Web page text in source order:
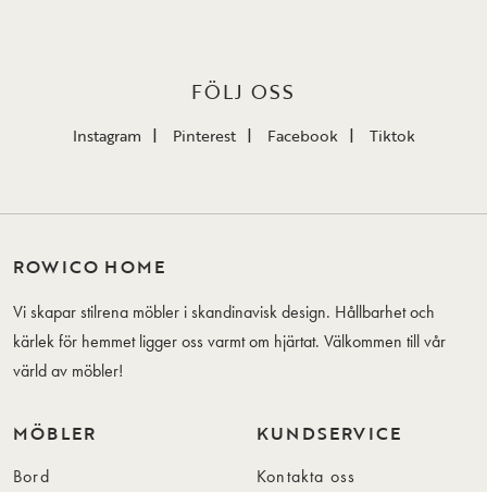
FÖLJ OSS
Instagram Pinterest Facebook Tiktok
ROWICO HOME
Vi skapar stilrena möbler i skandinavisk design. Hållbarhet och
kärlek för hemmet ligger oss varmt om hjärtat. Välkommen till vår
värld av möbler!
MÖBLER
Bord
KUNDSERVICE
Kontakta oss